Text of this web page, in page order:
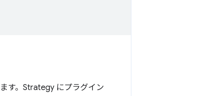
す。Strategy にプラグイン